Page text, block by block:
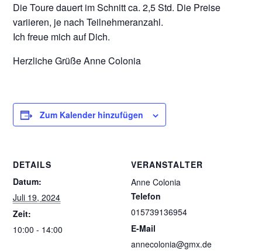
Die Toure dauert im Schnitt ca. 2,5 Std. Die Preise
variieren, je nach Teilnehmeranzahl.
Ich freue mich auf Dich.
Herzliche Grüße Anne Colonia
Zum Kalender hinzufügen
DETAILS
Datum:
Juli 19, 2024
Zeit:
10:00 - 14:00
VERANSTALTER
Anne Colonia
Telefon
015739136954
E-Mail
annecolonia@gmx.de